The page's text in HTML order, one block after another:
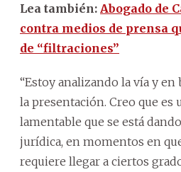
Lea también: Abogado de
contra medios de prensa
de “filtraciones”
“Estoy analizando la vía y en
la presentación. Creo que es
lamentable que se está
jurídica, en momentos en
requiere llegar a ciertos